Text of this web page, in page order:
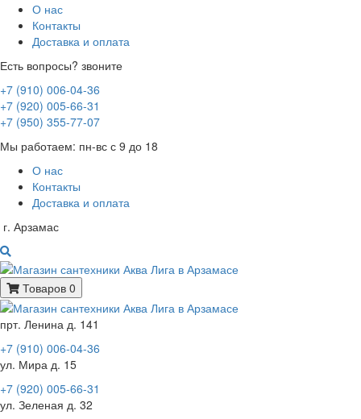
О нас
Контакты
Доставка и оплата
Есть вопросы? звоните
+7 (910) 006-04-36
+7 (920) 005-66-31
+7 (950) 355-77-07
Мы работаем: пн-вс с 9 до 18
О нас
Контакты
Доставка и оплата
г. Арзамас
Товаров 0
прт. Ленина д. 141
+7 (910) 006-04-36
ул. Мира д. 15
+7 (920) 005-66-31
ул. Зеленая д. 32